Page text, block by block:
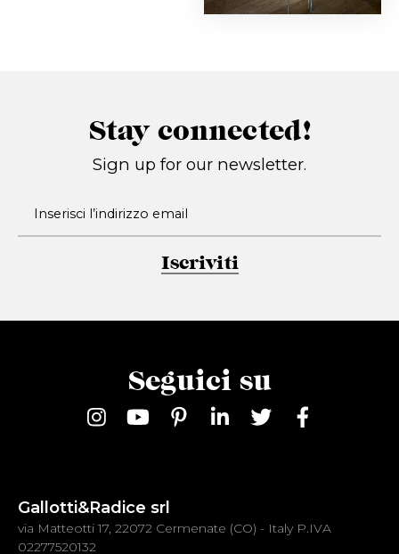
Stay connected!
Sign up for our newsletter.
Iscriviti
Seguici su
Gallotti&Radice srl
via Matteotti 17, 22072 Cermenate (CO) - Italy P.IVA
02277520132